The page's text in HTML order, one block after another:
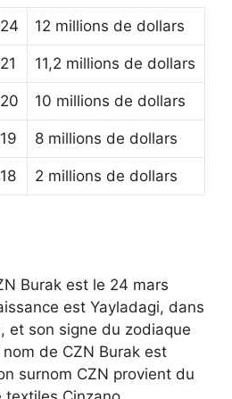
12 millions de dollars
11,2 millions de dollars
10 millions de dollars
8 millions de dollars
2 millions de dollars
Burak est le 24 mars
est Yayladagi, dans
et son signe du zodiaque
de CZN Burak est
surnom CZN provient du